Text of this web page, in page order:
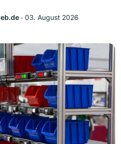
‧ 03. August 2026